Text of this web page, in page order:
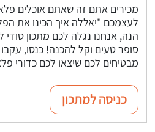
מכירים אתם זה שאתם אוכלים
לעצמכם "יאללה איך הכינו את
הנה, אנחנו נגלה לכם מתכון סודי
סופר טעים וקל להכנה! כנסו,
מבטיחים לכם שיצאו לכם כדורי
כניסה למתכון